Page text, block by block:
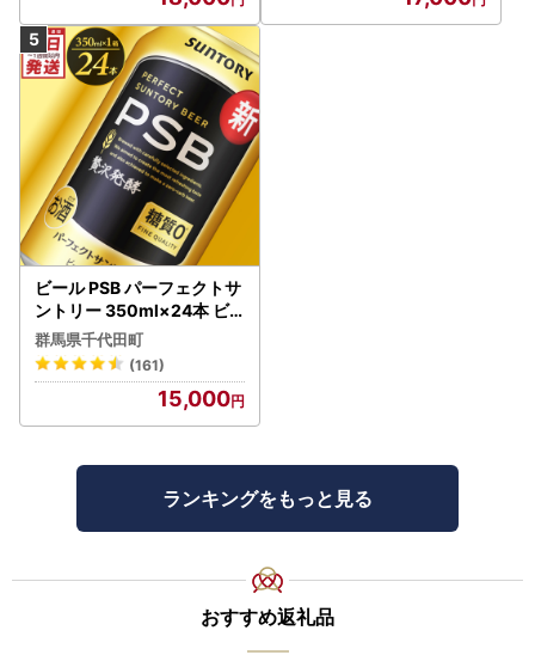
ビール PSB パーフェクトサ
ントリー 350ml×24本 ビ
ール
群馬県千代田町
(161)
15,000
ランキングをもっと見る
おすすめ返礼品